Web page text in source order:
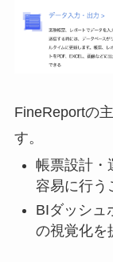
FineReportの
す。
帳票設計・
容易に行う
BIダッシュ
の視覚化を